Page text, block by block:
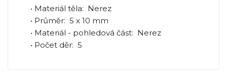
• Materiál těla: Nerez
• Průměr: 5 x 10 mm
• Materiál - pohledová část: Nerez
• Počet děr: 5